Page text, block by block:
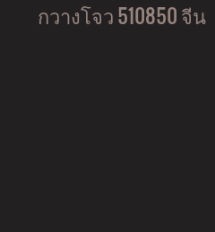
กวางโจว 510850 จีน